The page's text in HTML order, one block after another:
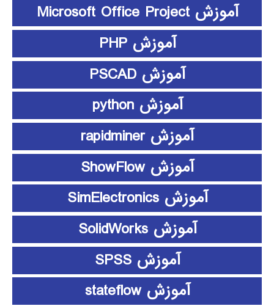
آموزش Microsoft Office Project
آموزش PHP
آموزش PSCAD
آموزش python
آموزش rapidminer
آموزش ShowFlow
آموزش SimElectronics
آموزش SolidWorks
آموزش SPSS
آموزش stateflow